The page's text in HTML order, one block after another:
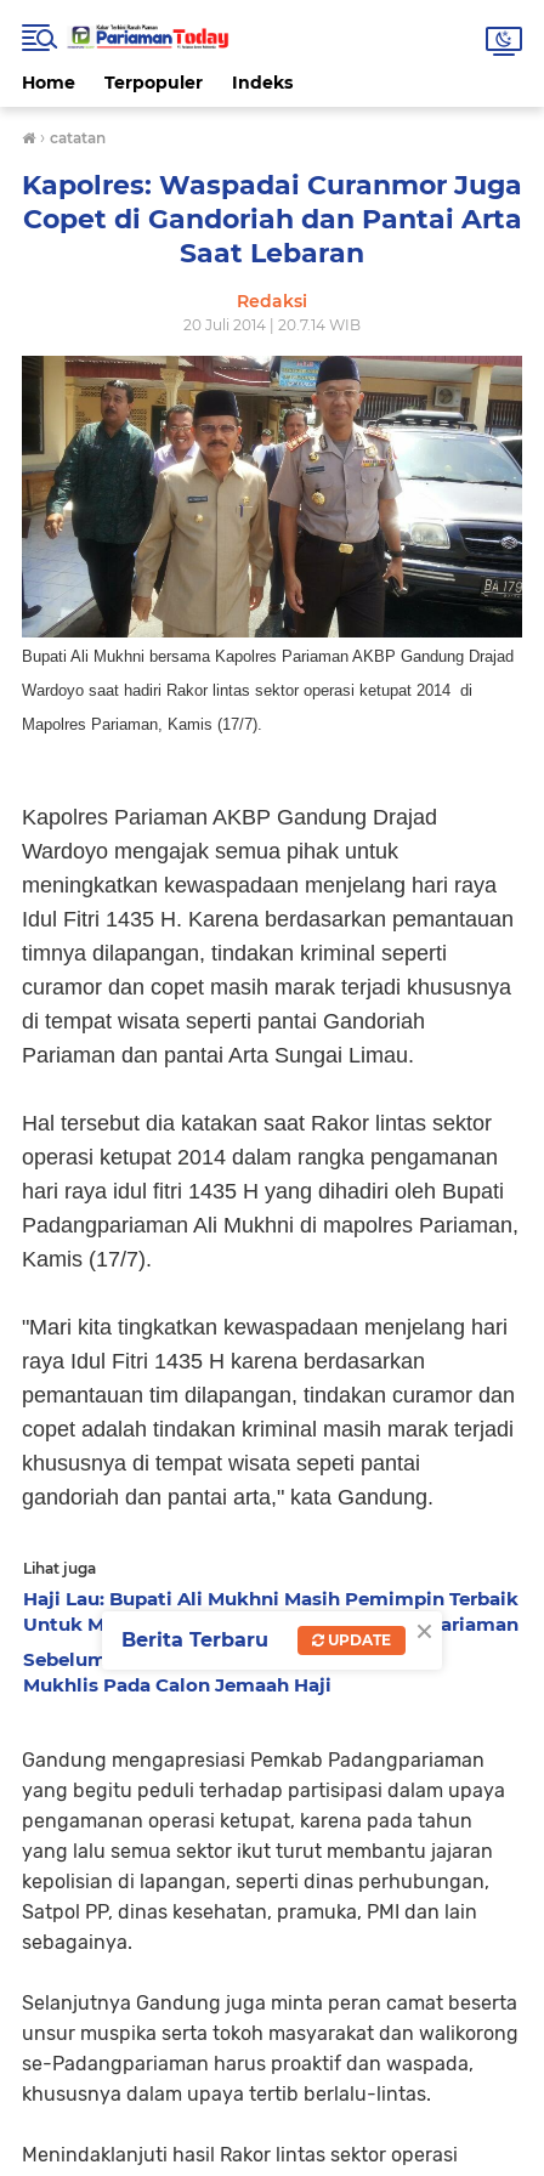
Home Terpopuler Indeks
› catatan
Kapolres: Waspadai Curanmor Juga
Copet di Gandoriah dan Pantai Arta
Saat Lebaran
Redaksi
20 Juli 2014 | 20.7.14 WIB
Bupati Ali Mukhni bersama Kapolres Pariaman AKBP Gandung Drajad
Wardoyo saat hadiri Rakor lintas sektor operasi ketupat 2014 di
Mapolres Pariaman, Kamis (17/7).
Kapolres Pariaman AKBP Gandung Drajad
Wardoyo mengajak semua pihak untuk
meningkatkan kewaspadaan menjelang hari raya
Idul Fitri 1435 H. Karena berdasarkan pemantauan
timnya dilapangan, tindakan kriminal seperti
curamor dan copet masih marak terjadi khususnya
di tempat wisata seperti pantai Gandoriah
Pariaman dan pantai Arta Sungai Limau.
Hal tersebut dia katakan saat Rakor lintas sektor
operasi ketupat 2014 dalam rangka pengamanan
hari raya idul fitri 1435 H yang dihadiri oleh Bupati
Padangpariaman Ali Mukhni di mapolres Pariaman,
Kamis (17/7).
"Mari kita tingkatkan kewaspadaan menjelang hari
raya Idul Fitri 1435 H karena berdasarkan
pemantauan tim dilapangan, tindakan curamor dan
copet adalah tindakan kriminal masih marak terjadi
khususnya di tempat wisata sepeti pantai
gandoriah dan pantai arta," kata Gandung.
Lihat juga
Haji Lau: Bupati Ali Mukhni Masih Pemimpin Terbaik
Untuk Melanjutkan Pembangunan Padangpariaman
Sebelum Lepas Keberangkatan, Inilah Pesan
Mukhlis Pada Calon Jemaah Haji
Gandung mengapresiasi Pemkab Padangpariaman
yang begitu peduli terhadap partisipasi dalam upaya
pengamanan operasi ketupat, karena pada tahun
yang lalu semua sektor ikut turut membantu jajaran
kepolisian di lapangan, seperti dinas perhubungan,
Satpol PP, dinas kesehatan, pramuka, PMI dan lain
sebagainya.
Selanjutnya Gandung juga minta peran camat beserta
unsur muspika serta tokoh masyarakat dan walikorong
se-Padangpariaman harus proaktif dan waspada,
khususnya dalam upaya tertib berlalu-lintas.
Menindaklanjuti hasil Rakor lintas sektor operasi
×
Berita Terbaru UPDATE